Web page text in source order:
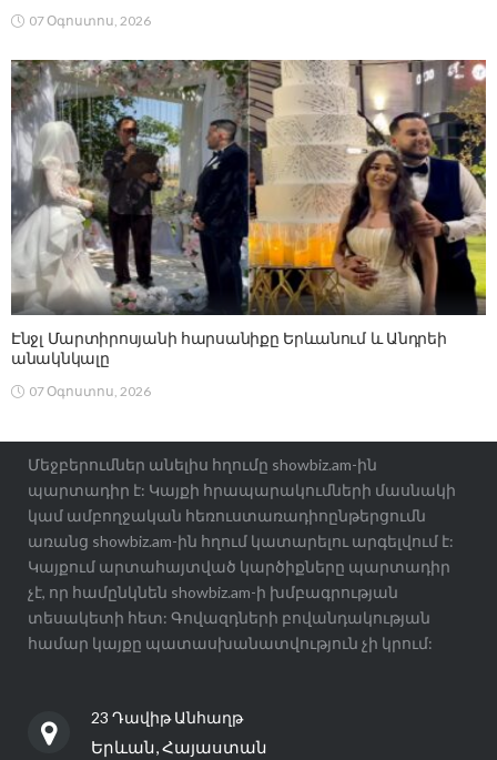
07 Օգոստոս, 2026
Էնջլ Մարտիրոսյանի հարսանիքը Երևանում և Անդրեի
անակնկալը
07 Օգոստոս, 2026
Մեջբերումներ անելիս հղումը showbiz.am-ին
պարտադիր է: Կայքի հրապարակումների մասնակի
կամ ամբողջական հեռուստառադիոընթերցումն
առանց showbiz.am-ին հղում կատարելու արգելվում է:
Կայքում արտահայտված կարծիքները պարտադիր
չէ, որ համընկնեն showbiz.am-ի խմբագրության
տեսակետի հետ: Գովազդների բովանդակության
համար կայքը պատասխանատվություն չի կրում:
23 Դավիթ Անհաղթ
Երևան, Հայաստան